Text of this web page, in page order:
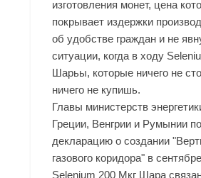
изготовления монет, цена
покрывает издержки
об удобстве граждан и не
ситуации, когда в ходу
Шарьы, которые ничего не
ничего не купишь.
Главы министерств
Греции, Венгрии и Румынии
декларацию о создании
газового коридора" в
Selenium 200 Мкг Шара